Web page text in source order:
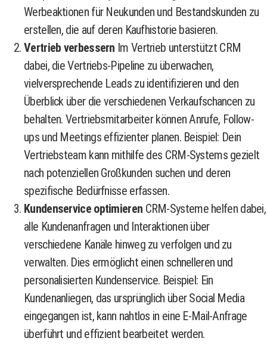
Werbeaktionen für Neukunden und Bestandskunden zu
erstellen, die auf deren Kaufhistorie basieren.
Vertrieb verbessern Im Vertrieb unterstützt CRM
dabei, die Vertriebs-Pipeline zu überwachen,
vielversprechende Leads zu identifizieren und den
Überblick über die verschiedenen Verkaufschancen zu
behalten. Vertriebsmitarbeiter können Anrufe, Follow-
ups und Meetings effizienter planen. Beispiel: Dein
Vertriebsteam kann mithilfe des CRM-Systems gezielt
nach potenziellen Großkunden suchen und deren
spezifische Bedürfnisse erfassen.
Kundenservice optimieren CRM-Systeme helfen dabei,
alle Kundenanfragen und Interaktionen über
verschiedene Kanäle hinweg zu verfolgen und zu
verwalten. Dies ermöglicht einen schnelleren und
personalisierten Kundenservice. Beispiel: Ein
Kundenanliegen, das ursprünglich über Social Media
eingegangen ist, kann nahtlos in eine E-Mail-Anfrage
überführt und effizient bearbeitet werden.